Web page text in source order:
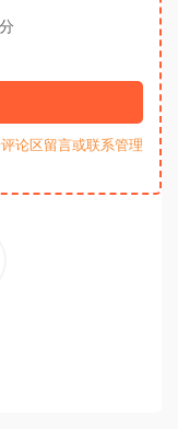
论区留言或联系管理